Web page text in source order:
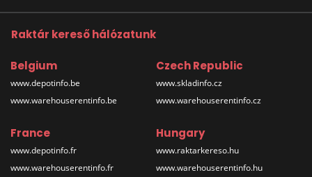
Raktár kereső hálózatunk
Belgium
www.depotinfo.be
www.warehouserentinfo.be
Czech Republic
www.skladinfo.cz
www.warehouserentinfo.cz
France
www.depotinfo.fr
www.warehouserentinfo.fr
Hungary
www.raktarkereso.hu
www.warehouserentinfo.hu